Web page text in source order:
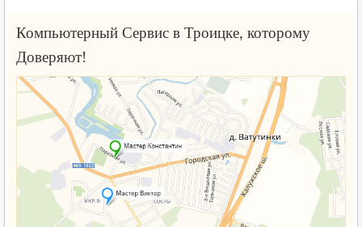
Компьютерный Сервис в Троицке, которому
Доверяют!